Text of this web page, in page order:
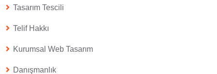
Tasarım Tescili
Telif Hakkı
Kurumsal Web Tasarım
Danışmanlık